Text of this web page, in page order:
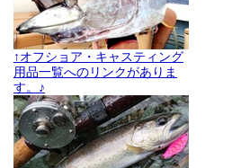
↑オフショア・キャスティング
用品一覧へのリンクがありま
す。♪